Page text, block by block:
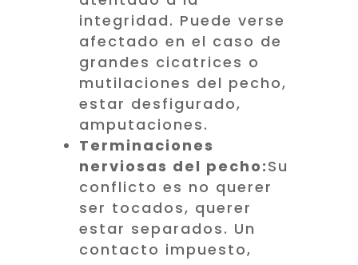
integridad. Puede verse
afectado en el caso de
grandes cicatrices o
mutilaciones del pecho,
estar desfigurado,
amputaciones.
Terminaciones
nerviosas del pecho:Su
conflicto es no querer
ser tocados, querer
estar separados. Un
contacto impuesto,